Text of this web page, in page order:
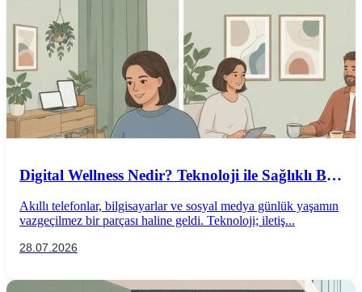
Digital Wellness Nedir? Teknoloji ile Sağlıklı Bir
Akıllı telefonlar, bilgisayarlar ve sosyal medya günlük yaşamın
vazgeçilmez bir parçası haline geldi. Teknoloji; iletiş...
28.07.2026